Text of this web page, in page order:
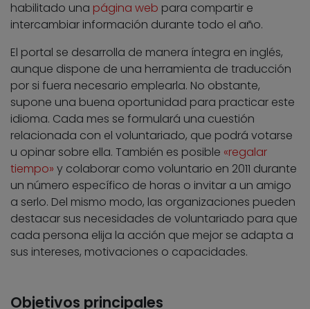
habilitado una página web para compartir e
intercambiar información durante todo el año.
El portal se desarrolla de manera íntegra en inglés,
aunque dispone de una herramienta de traducción
por si fuera necesario emplearla. No obstante,
supone una buena oportunidad para practicar este
idioma. Cada mes se formulará una cuestión
relacionada con el voluntariado, que podrá votarse
u opinar sobre ella. También es posible «regalar
tiempo» y colaborar como voluntario en 2011 durante
un número específico de horas o invitar a un amigo
a serlo. Del mismo modo, las organizaciones pueden
destacar sus necesidades de voluntariado para que
cada persona elija la acción que mejor se adapta a
sus intereses, motivaciones o capacidades.
Objetivos principales